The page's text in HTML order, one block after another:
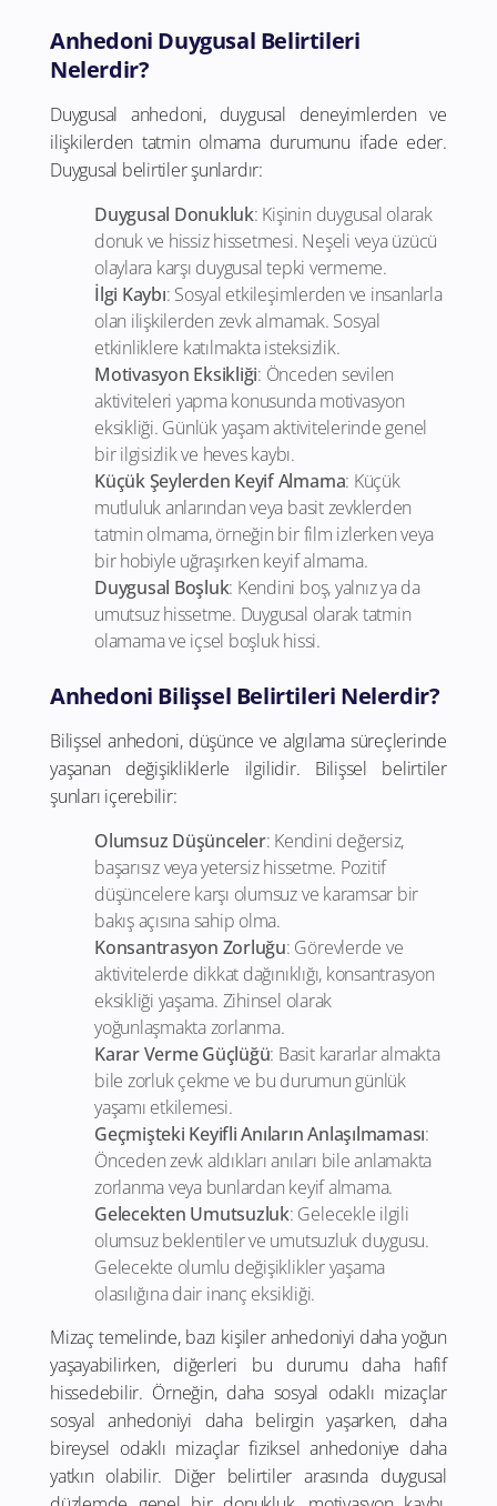
Anhedoni Duygusal Belirtileri
Nelerdir?
Duygusal anhedoni, duygusal deneyimlerden ve
ilişkilerden tatmin olmama durumunu ifade eder.
Duygusal belirtiler şunlardır:
Duygusal Donukluk: Kişinin duygusal olarak
donuk ve hissiz hissetmesi. Neşeli veya üzücü
olaylara karşı duygusal tepki vermeme.
İlgi Kaybı: Sosyal etkileşimlerden ve insanlarla
olan ilişkilerden zevk almamak. Sosyal
etkinliklere katılmakta isteksizlik.
Motivasyon Eksikliği: Önceden sevilen
aktiviteleri yapma konusunda motivasyon
eksikliği. Günlük yaşam aktivitelerinde genel
bir ilgisizlik ve heves kaybı.
Küçük Şeylerden Keyif Almama: Küçük
mutluluk anlarından veya basit zevklerden
tatmin olmama, örneğin bir film izlerken veya
bir hobiyle uğraşırken keyif almama.
Duygusal Boşluk: Kendini boş, yalnız ya da
umutsuz hissetme. Duygusal olarak tatmin
olamama ve içsel boşluk hissi.
Anhedoni Bilişsel Belirtileri Nelerdir?
Bilişsel anhedoni, düşünce ve algılama süreçlerinde
yaşanan değişikliklerle ilgilidir. Bilişsel belirtiler
şunları içerebilir:
Olumsuz Düşünceler: Kendini değersiz,
başarısız veya yetersiz hissetme. Pozitif
düşüncelere karşı olumsuz ve karamsar bir
bakış açısına sahip olma.
Konsantrasyon Zorluğu: Görevlerde ve
aktivitelerde dikkat dağınıklığı, konsantrasyon
eksikliği yaşama. Zihinsel olarak
yoğunlaşmakta zorlanma.
Karar Verme Güçlüğü: Basit kararlar almakta
bile zorluk çekme ve bu durumun günlük
yaşamı etkilemesi.
Geçmişteki Keyifli Anıların Anlaşılmaması:
Önceden zevk aldıkları anıları bile anlamakta
zorlanma veya bunlardan keyif almama.
Gelecekten Umutsuzluk: Gelecekle ilgili
olumsuz beklentiler ve umutsuzluk duygusu.
Gelecekte olumlu değişiklikler yaşama
olasılığına dair inanç eksikliği.
Mizaç temelinde, bazı kişiler anhedoniyi daha yoğun
yaşayabilirken, diğerleri bu durumu daha hafif
hissedebilir. Örneğin, daha sosyal odaklı mizaçlar
sosyal anhedoniyi daha belirgin yaşarken, daha
bireysel odaklı mizaçlar fiziksel anhedoniye daha
yatkın olabilir. Diğer belirtiler arasında duygusal